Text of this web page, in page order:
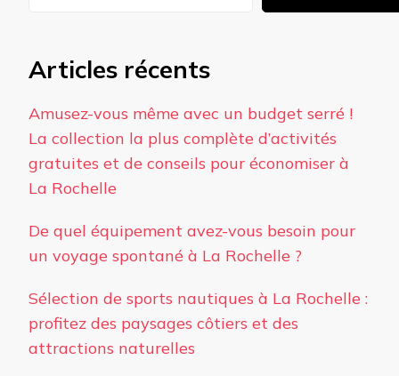
Articles récents
Amusez-vous même avec un budget serré !
La collection la plus complète d’activités
gratuites et de conseils pour économiser à
La Rochelle
De quel équipement avez-vous besoin pour
un voyage spontané à La Rochelle ?
Sélection de sports nautiques à La Rochelle :
profitez des paysages côtiers et des
attractions naturelles